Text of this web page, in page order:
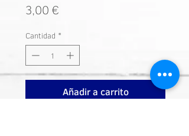
3,00 €
Cantidad *
Añadir a carrito